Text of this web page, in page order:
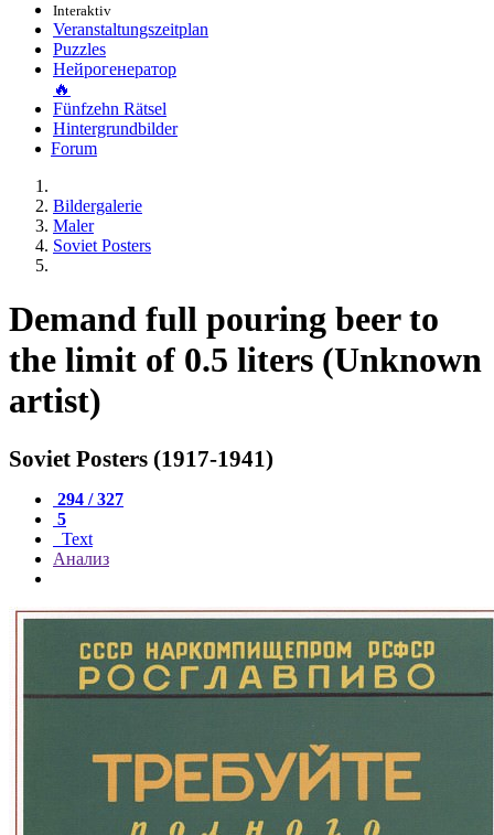
Interaktiv
Veranstaltungszeitplan
Puzzles
Нейрогенератор
🔥
Fünfzehn Rätsel
Hintergrundbilder
Forum
Bildergalerie
Maler
Soviet Posters
Demand full pouring beer to
the limit of 0.5 liters (Unknown
artist)
Soviet Posters (1917-1941)
294 / 327
5
Text
Анализ